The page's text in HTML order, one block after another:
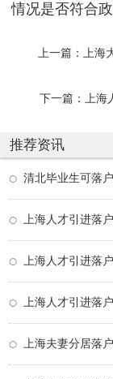
情况是否符合
上一篇：
上海
下一篇：
上
推荐资讯
上海人才引进落
上海人才引进落
上海夫妻分居落